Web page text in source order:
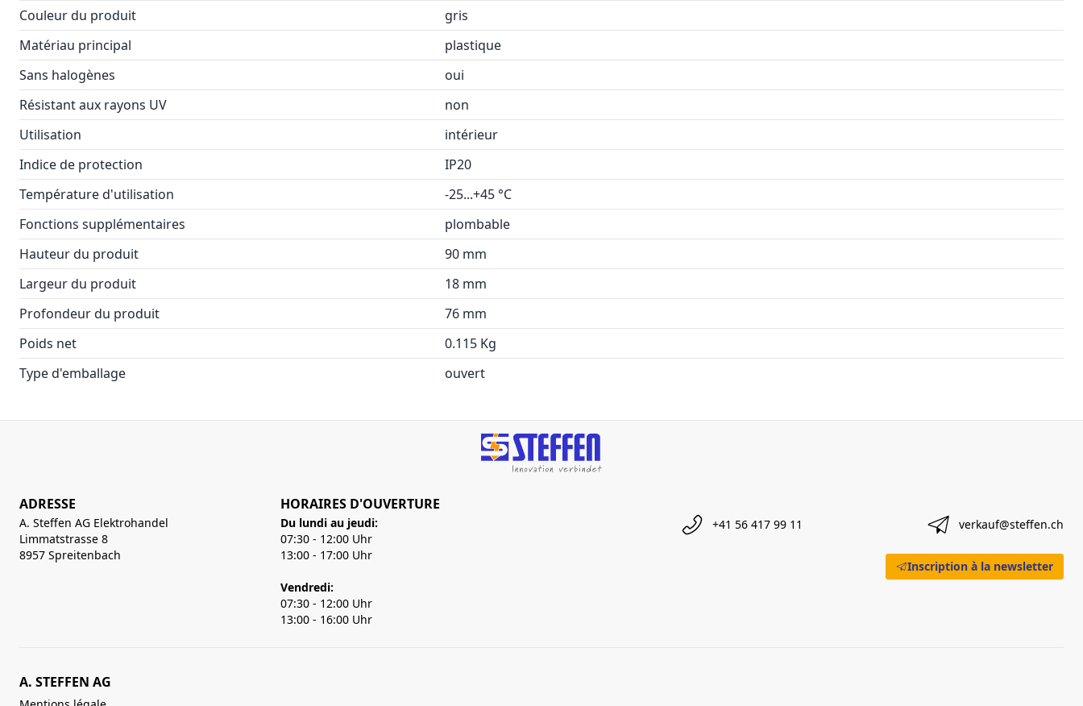
Couleur du produit
gris
Matériau principal
plastique
Sans halogènes
oui
Résistant aux rayons UV
non
Utilisation
intérieur
Indice de protection
IP20
Température d'utilisation
-25...+45 °C
Fonctions supplémentaires
plombable
Hauteur du produit
90 mm
Largeur du produit
18 mm
Profondeur du produit
76 mm
Poids net
0.115 Kg
Type d'emballage
ouvert
ADRESSE
A. Steffen AG Elektrohandel
Limmatstrasse 8
8957 Spreitenbach
HORAIRES D'OUVERTURE
Du lundi au jeudi:
07:30 - 12:00 Uhr
13:00 - 17:00 Uhr
Vendredi:
07:30 - 12:00 Uhr
13:00 - 16:00 Uhr
+41 56 417 99 11 verkauf@steffen.ch
Inscription à la newsletter
A. STEFFEN AG